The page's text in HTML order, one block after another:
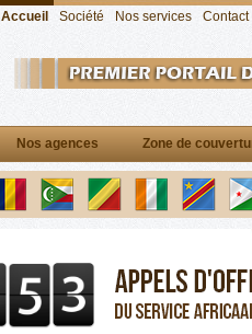
Accueil Société Nos services Contact
Nos agences Zone de